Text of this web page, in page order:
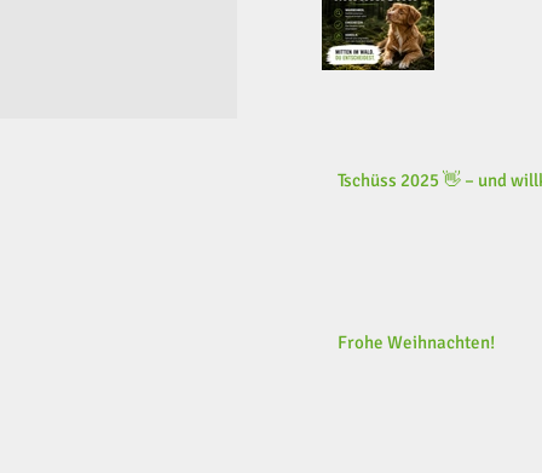
Tschüss 2025 👋 – und
Frohe Weihnachten!